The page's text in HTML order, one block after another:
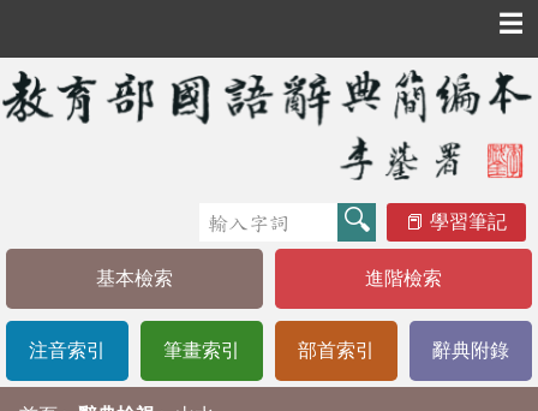
☰
學習筆記
基本檢索 進階檢索
注音索引 筆畫索引 部首索引 辭典附錄